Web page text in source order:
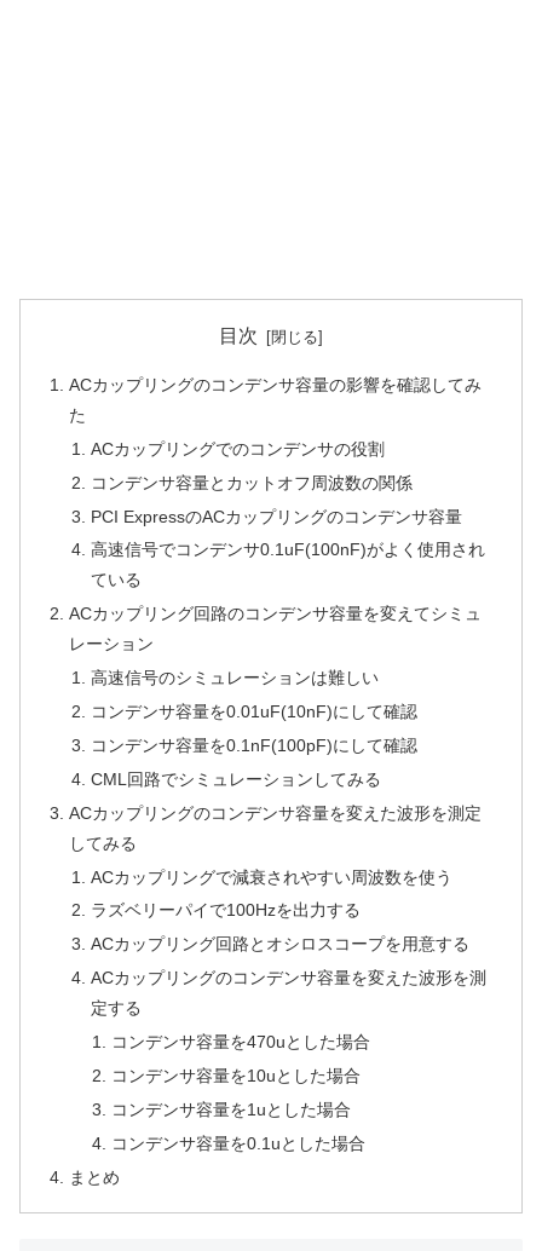
目次
ACカップリングのコンデンサ容量の影響を確認してみ
た
ACカップリングでのコンデンサの役割
コンデンサ容量とカットオフ周波数の関係
PCI ExpressのACカップリングのコンデンサ容量
高速信号でコンデンサ0.1uF(100nF)がよく使用され
ている
ACカップリング回路のコンデンサ容量を変えてシミュ
レーション
高速信号のシミュレーションは難しい
コンデンサ容量を0.01uF(10nF)にして確認
コンデンサ容量を0.1nF(100pF)にして確認
CML回路でシミュレーションしてみる
ACカップリングのコンデンサ容量を変えた波形を測定
してみる
ACカップリングで減衰されやすい周波数を使う
ラズベリーパイで100Hzを出力する
ACカップリング回路とオシロスコープを用意する
ACカップリングのコンデンサ容量を変えた波形を測
定する
コンデンサ容量を470uとした場合
コンデンサ容量を10uとした場合
コンデンサ容量を1uとした場合
コンデンサ容量を0.1uとした場合
まとめ